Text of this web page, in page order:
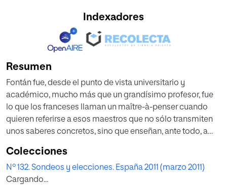
Indexadores
Resumen
Fontán fue, desde el punto de vista universitario y
académico, mucho más que un grandísimo profesor, fue
lo que los franceses llaman un maître-à-penser cuando
quieren referirse a esos maestros que no sólo transmiten
unos saberes concretos, sino que enseñan, ante todo, a
intelectuales todos los problemas que nos encontramos
en la vida.
Colecciones
Nº 132. Sondeos y elecciones. España 2011 (marzo 2011)
Cargando...